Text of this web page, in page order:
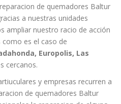
de quemadores Baltur
a nuestras unidades
ampliar nuestro racio de acción
como es el caso de
Europolis, Las
cercanos.
y empresas recurren a
de quemadores Baltur